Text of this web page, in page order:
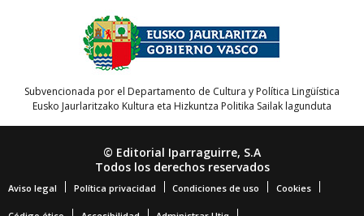
Subvencionada por el Departamento de Cultura y Política Lingüística
Eusko Jaurlaritzako Kultura eta Hizkuntza Politika Sailak lagunduta
© Editorial Iparraguirre, S.A
Todos los derechos reservados
Aviso legal Política privacidad Condiciones de uso Cookies